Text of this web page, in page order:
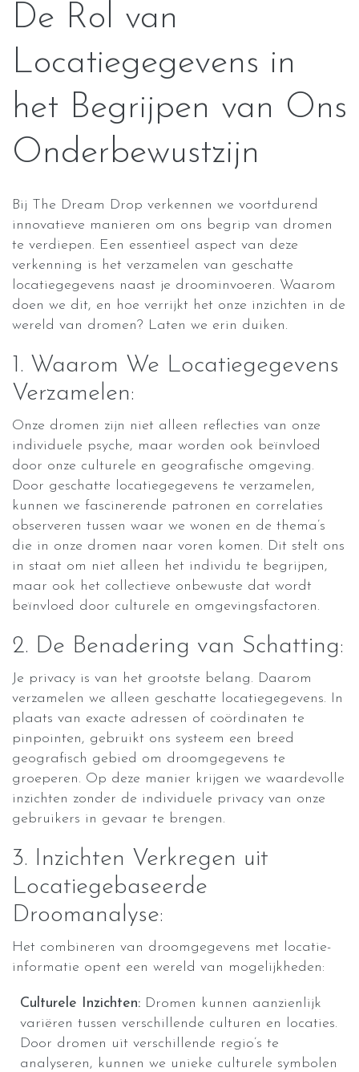
De Rol van
Locatiegegevens in
het Begrijpen van Ons
Onderbewustzijn
Bij The Dream Drop verkennen we voortdurend
innovatieve manieren om ons begrip van dromen
te verdiepen. Een essentieel aspect van deze
verkenning is het verzamelen van geschatte
locatiegegevens naast je droominvoeren. Waarom
doen we dit, en hoe verrijkt het onze inzichten in de
wereld van dromen? Laten we erin duiken.
1. Waarom We Locatiegegevens
Verzamelen:
Onze dromen zijn niet alleen reflecties van onze
individuele psyche, maar worden ook beïnvloed
door onze culturele en geografische omgeving.
Door geschatte locatiegegevens te verzamelen,
kunnen we fascinerende patronen en correlaties
observeren tussen waar we wonen en de thema’s
die in onze dromen naar voren komen. Dit stelt ons
in staat om niet alleen het individu te begrijpen,
maar ook het collectieve onbewuste dat wordt
beïnvloed door culturele en omgevingsfactoren.
2. De Benadering van Schatting:
Je privacy is van het grootste belang. Daarom
verzamelen we alleen geschatte locatiegegevens. In
plaats van exacte adressen of coördinaten te
pinpointen, gebruikt ons systeem een breed
geografisch gebied om droomgegevens te
groeperen. Op deze manier krijgen we waardevolle
inzichten zonder de individuele privacy van onze
gebruikers in gevaar te brengen.
3. Inzichten Verkregen uit
Locatiegebaseerde
Droomanalyse:
Het combineren van droomgegevens met locatie-
informatie opent een wereld van mogelijkheden:
Culturele Inzichten: Dromen kunnen aanzienlijk
variëren tussen verschillende culturen en locaties.
Door dromen uit verschillende regio’s te
analyseren, kunnen we unieke culturele symbolen